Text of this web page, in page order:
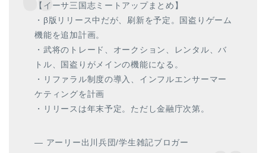
【イーサ三国志ミートアップまとめ】
・β版リリース中だが、刷新を予定。国盗りゲーム
機能を追加計画。
・武将のトレード、オークション、レンタル、バ
トル、国盗りがメインの機能になる。
・リファラル制度の導入、インフルエンサーマー
ケティングを計画
・リリースは年末予定。ただし金融庁次第。
— アーリー出川兵団/学生雑記ブロガー